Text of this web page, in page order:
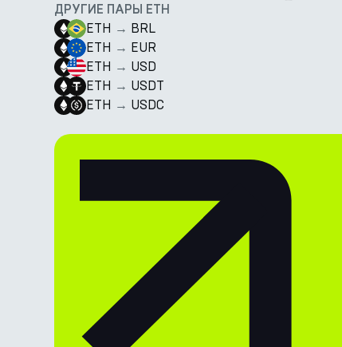
ДРУГИЕ ПАРЫ ETH
ETH → BRL
ETH → EUR
ETH → USD
ETH → USDT
ETH → USDC